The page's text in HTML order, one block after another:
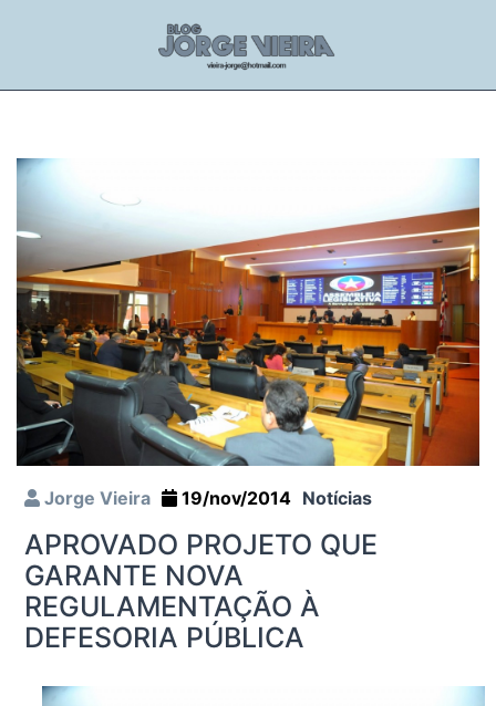
Jorge Vieira 19/nov/2014 Notícias
APROVADO PROJETO QUE
GARANTE NOVA
REGULAMENTAÇÃO À
DEFESORIA PÚBLICA